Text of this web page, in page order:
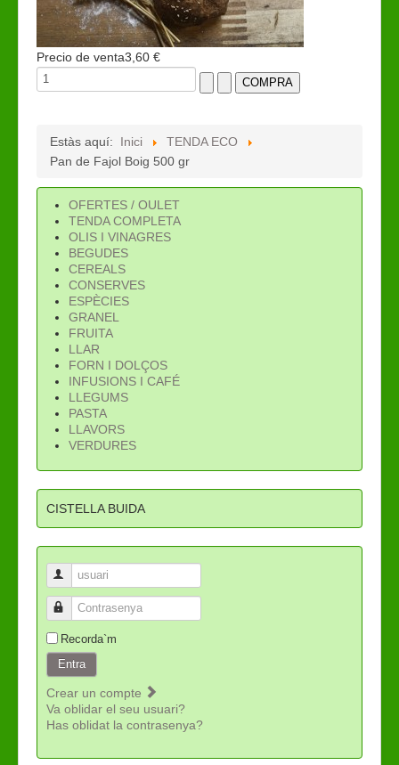
Precio de venta3,60 €
Estàs aquí: Inici
TENDA ECO
Pan de Fajol Boig 500 gr
OFERTES / OULET
TENDA COMPLETA
OLIS I VINAGRES
BEGUDES
CEREALS
CONSERVES
ESPÈCIES
GRANEL
FRUITA
LLAR
FORN I DOLÇOS
INFUSIONS I CAFÉ
LLEGUMS
PASTA
LLAVORS
VERDURES
CISTELLA BUIDA
usuari
Contrasenya
Recorda`m
Entra
Crear un compte
Va oblidar el seu usuari?
Has oblidat la contrasenya?